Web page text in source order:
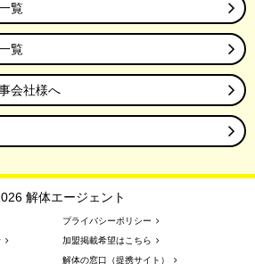
覧
覧
会社様へ
解体エージェント
プライバシーポリシー
加盟掲載希望はこちら
解体の窓口（提携サイト）